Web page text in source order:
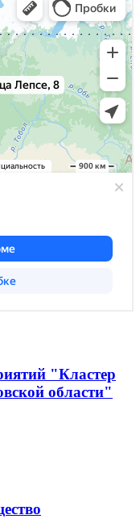
"Кластер
области"